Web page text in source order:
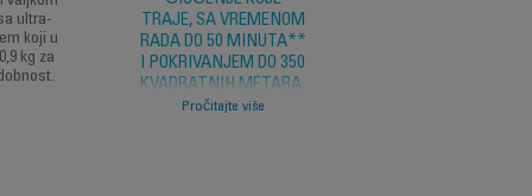
ultra-
koji u
kg za
TRAJE, SA VREMENOM
RADA DO 50 MINUTA**
I POKRIVANJEM DO 350
KVADRATNIH METARA.
Čišćenje koje traje, sa
Pročitajte više